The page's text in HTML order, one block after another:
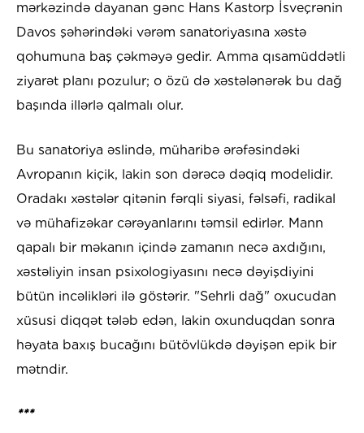
mərkəzində dayanan gənc Hans Kastorp İsveçrənin
Davos şəhərindəki vərəm sanatoriyasına xəstə
qohumuna baş çəkməyə gedir. Amma qısamüddətli
ziyarət planı pozulur; o özü də xəstələnərək bu dağ
başında illərlə qalmalı olur.
Bu sanatoriya əslində, müharibə ərəfəsindəki
Avropanın kiçik, lakin son dərəcə dəqiq modelidir.
Oradakı xəstələr qitənin fərqli siyasi, fəlsəfi, radikal
və mühafizəkar cərəyanlarını təmsil edirlər. Mann
qapalı bir məkanın içində zamanın necə axdığını,
xəstəliyin insan psixologiyasını necə dəyişdiyini
bütün incəlikləri ilə göstərir. "Sehrli dağ" oxucudan
xüsusi diqqət tələb edən, lakin oxunduqdan sonra
həyata baxış bucağını bütövlükdə dəyişən epik bir
mətndir.
***